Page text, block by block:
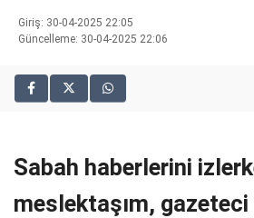
bonusu
veren
2025
deneme
editorbet
Giriş: 30-04-2025 22:05
Güncelleme: 30-04-2025 22:06
Sabah haberlerini
meslektaşım,